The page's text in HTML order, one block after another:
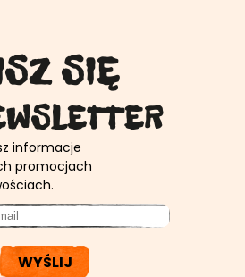
SIĘ
informacje
promocjach
WYŚLIJ